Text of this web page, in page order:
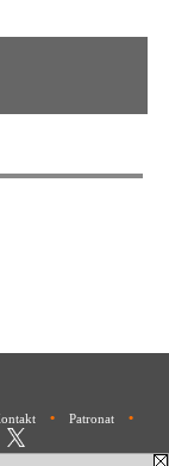
• Patronat •